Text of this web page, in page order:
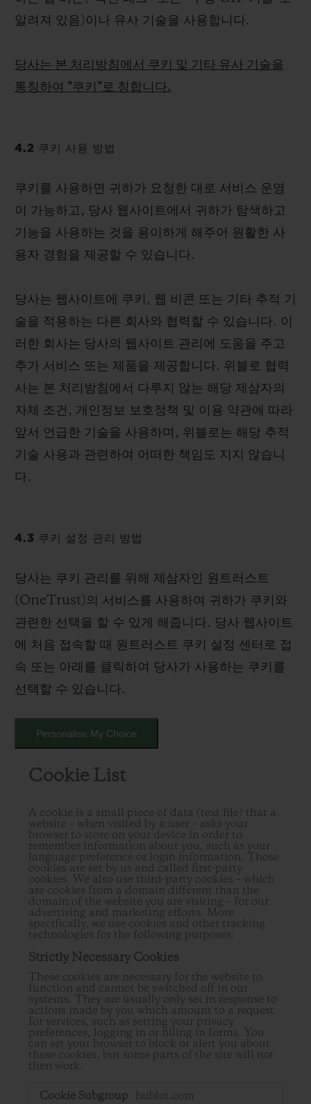
알려져 있음)이나 유사 기술을 사용합니다.
당사는 본 처리방침에서 쿠키 및 기타 유사 기술을
통칭하여 "쿠키"로 칭합니다.
4.2 쿠키 사용 방법
쿠키를 사용하면 귀하가 요청한 대로 서비스 운영
이 가능하고, 당사 웹사이트에서 귀하가 탐색하고
기능을 사용하는 것을 용이하게 해주어 원활한 사
용자 경험을 제공할 수 있습니다.
당사는 웹사이트에 쿠키, 웹 비콘 또는 기타 추적 기
술을 적용하는 다른 회사와 협력할 수 있습니다. 이
러한 회사는 당사의 웹사이트 관리에 도움을 주고
추가 서비스 또는 제품을 제공합니다. 위블로 협력
사는 본 처리방침에서 다루지 않는 해당 제삼자의
자체 조건, 개인정보 보호정책 및 이용 약관에 따라
앞서 언급한 기술을 사용하며, 위블로는 해당 추적
기술 사용과 관련하여 어떠한 책임도 지지 않습니
다.
4.3 쿠키 설정 관리 방법
당사는 쿠키 관리를 위해 제삼자인 원트러스트
(OneTrust)의 서비스를 사용하여 귀하가 쿠키와
관련한 선택을 할 수 있게 해줍니다. 당사 웹사이트
에 처음 접속할 때 원트러스트 쿠키 설정 센터로 접
속 또는 아래를 클릭하여 당사가 사용하는 쿠키를
선택할 수 있습니다.
Personalise My Choice
Cookie List
A cookie is a small piece of data (text file) that a
website – when visited by a user – asks your
browser to store on your device in order to
remember information about you, such as your
language preference or login information. Those
cookies are set by us and called first-party
cookies. We also use third-party cookies – which
are cookies from a domain different than the
domain of the website you are visiting – for our
advertising and marketing efforts. More
specifically, we use cookies and other tracking
technologies for the following purposes:
Strictly Necessary Cookies
These cookies are necessary for the website to
function and cannot be switched off in our
systems. They are usually only set in response to
actions made by you which amount to a request
for services, such as setting your privacy
preferences, logging in or filling in forms. You
can set your browser to block or alert you about
these cookies, but some parts of the site will not
then work.
Strictly
Necessary
hublot.com